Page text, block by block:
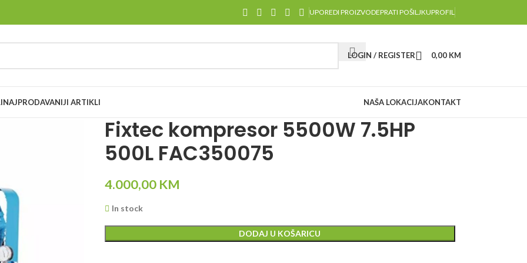
UPOREDI PROIZVODEPRATI POŠILJKUPROFIL
LOGIN / REGISTER 0,00 KM
NAJPRODAVANIJI ARTIKLI NAŠA LOKACIJAKONTAKT
Fixtec kompresor 5500W 7.5HP
500L FAC350075
4.000,00 KM
In stock
DODAJ U KOŠARICU